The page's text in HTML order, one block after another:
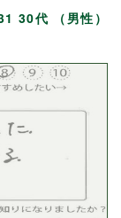
30代 （男性）